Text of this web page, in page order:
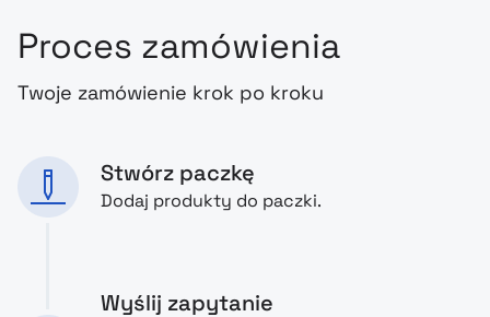
Proces zamówienia
Twoje zamówienie krok po kroku
Stwórz paczkę
Dodaj produkty do paczki.
Wyślij zapytanie